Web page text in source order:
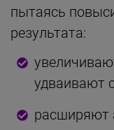
пытаясь
результата:
удваивают
расширяют